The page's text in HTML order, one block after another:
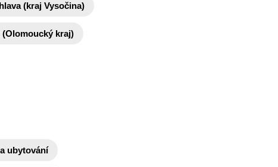
(kraj Vysočina)
(Olomoucký kraj)
ubytování